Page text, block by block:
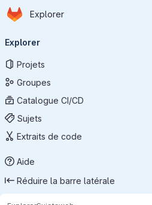
Passer au contenu principal
Page d'accueil
Explorer
principale
Explorer
Projets
Groupes
Catalogue CI/CD
Sujets
Extraits de code
Aide
Réduire la barre latérale